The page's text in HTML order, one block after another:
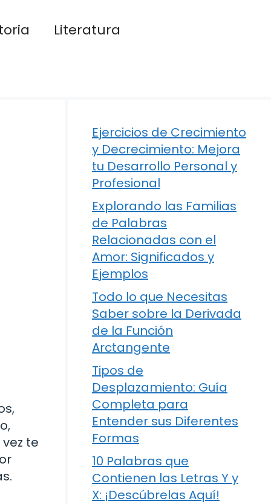
Literatura
te
Ejercicios de Crecimiento
y Decrecimiento: Mejora
tu Desarrollo Personal y
Profesional
Explorando las Familias
de Palabras
Relacionadas con el
Amor: Significados y
Ejemplos
Todo lo que Necesitas
Saber sobre la Derivada
de la Función
Arctangente
Tipos de
Desplazamiento: Guía
Completa para
Entender sus Diferentes
Formas
10 Palabras que
Contienen las Letras Y y
X: ¡Descúbrelas Aquí!